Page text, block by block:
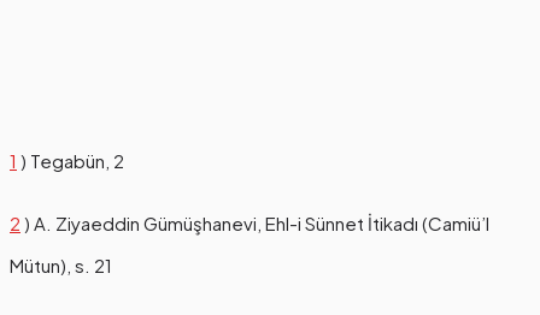
1 ) Tegabün, 2
2 ) A. Ziyaeddin Gümüşhanevi, Ehl-i Sünnet İtikadı (Camiü’l
Mütun), s. 21